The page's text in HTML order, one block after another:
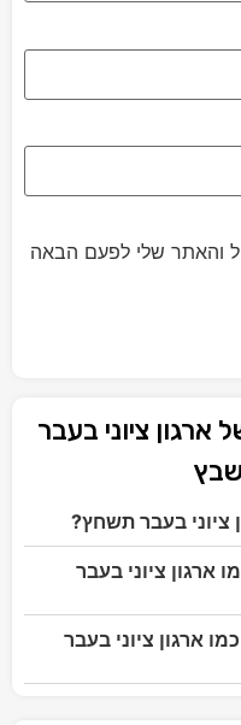
והאתר שלי לפעם הבאה
ציוני בעבר
ציוני בעבר תשחץ?
ארגון ציוני בעבר
ארגון ציוני בעבר